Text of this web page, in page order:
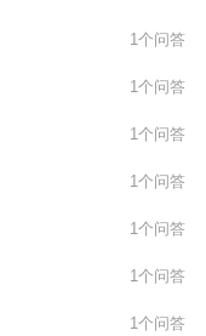
1个问答
1个问答
1个问答
1个问答
1个问答
1个问答
1个问答